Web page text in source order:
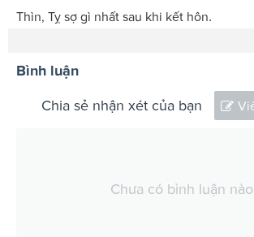
Thìn, Tỵ sợ gì nhất sau khi kết hôn.
Bình luận
Chia sẻ nhận xét của bạn
Chưa có bình luận nào